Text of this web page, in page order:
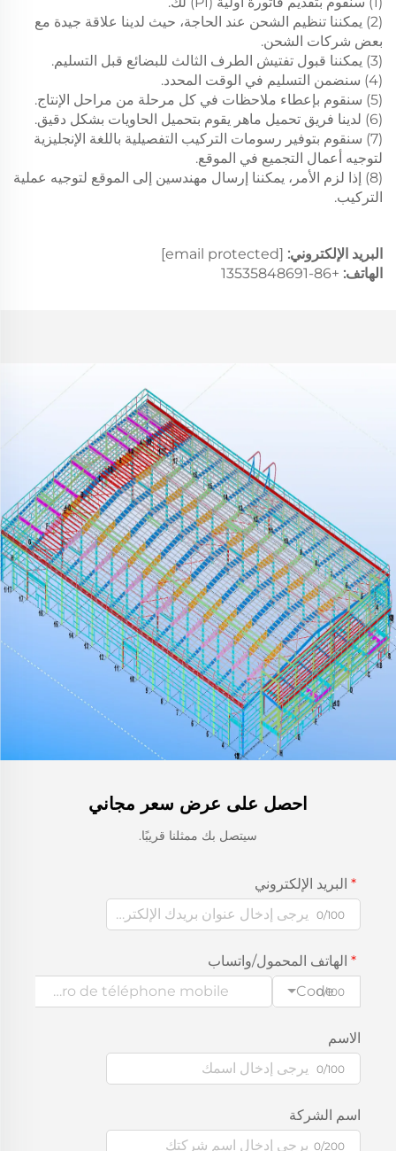
(2) يمكننا تنظيم الشحن عند الحاجة، حيث لدينا علاقة جيدة مع
بعض شركات الشحن.
(3) يمكننا قبول تفتيش الطرف الثالث للبضائع قبل التسليم.
(4) سنضمن التسليم في الوقت المحدد.
(5) سنقوم بإعطاء ملاحظات في كل مرحلة من مراحل الإنتاج.
(6) لدينا فريق تحميل ماهر يقوم بتحميل الحاويات بشكل دقيق.
(7) سنقوم بتوفير رسومات التركيب التفصيلية باللغة الإنجليزية
لتوجيه أعمال التجميع في الموقع.
(8) إذا لزم الأمر، يمكننا إرسال مهندسين إلى الموقع لتوجيه عملية
التركيب.
البريد الإلكتروني: [email protected]
الهاتف: +86-13535848691
احصل على عرض سعر مجاني
سيتصل بك ممثلنا قريبًا.
البريد الإلكتروني
0/100
الهاتف المحمول/واتساب
Code
0/100
الاسم
0/100
اسم الشركة
0/200